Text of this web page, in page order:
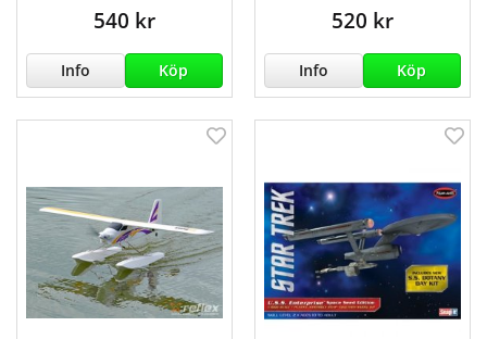
540 kr
Info Köp
520 kr
Info Köp